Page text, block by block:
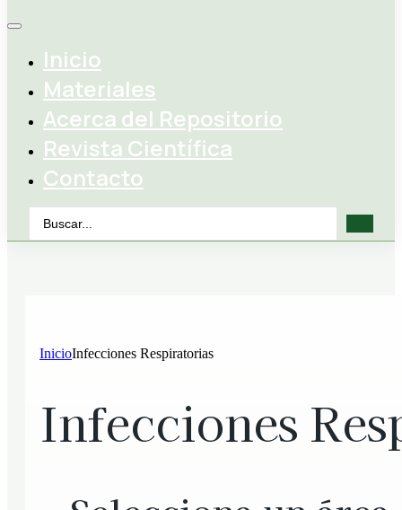
Inicio
Materiales
Acerca del Repositorio
Revista Científica
Contacto
InicioInfecciones Respiratorias
Infecciones